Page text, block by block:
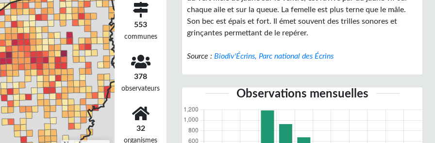
553
communes
378
observateurs
32
organismes
chaque aile et sur la queue. La femelle est plus terne que le mâle.
Son bec est épais et fort. Il émet souvent des trilles sonores et
grinçantes permettant de le repérer.
Source : Biodiv'Écrins, Parc national des Écrins
Observations mensuelles